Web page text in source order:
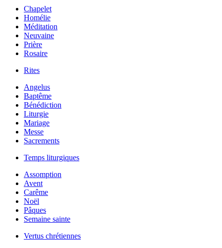
Chapelet
Homélie
Méditation
Neuvaine
Prière
Rosaire
Rites
Angelus
Baptême
Bénédiction
Liturgie
Mariage
Messe
Sacrements
Temps liturgiques
Assomption
Avent
Carême
Noël
Pâques
Semaine sainte
Vertus chrétiennes